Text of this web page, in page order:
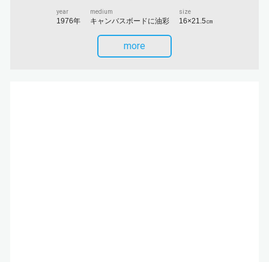
year
1976年
medium
キャンバスボードに油彩
size
16×21.5㎝
more